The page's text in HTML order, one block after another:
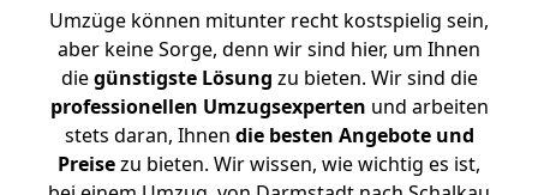
Umzüge können mitunter recht kostspielig sein,
aber keine Sorge, denn wir sind hier, um Ihnen
diegünstigste Lösung zu bieten. Wir sind die
professionellen Umzugsexperten und arbeiten
stets daran, Ihnen die besten Angebote und
Preisezu bieten. Wir wissen, wie wichtig es ist,